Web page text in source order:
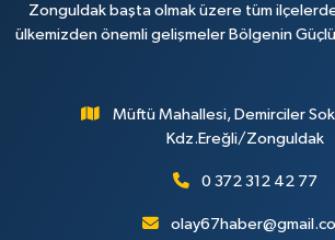
Zonguldak başta olmak üzere tüm
ülkemizden önemli gelişmeler Bölgenin
Müftü Mahallesi, Demirciler
Kdz.Ereğli/Zonguldak
0 372 312 42 77